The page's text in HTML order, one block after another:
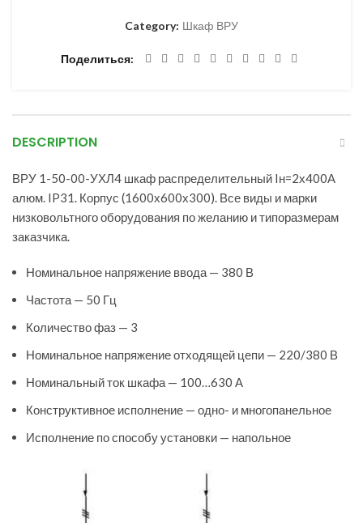
Category: Шкаф ВРУ
Поделиться
DESCRIPTION
ВРУ 1-50-00-УХЛ4 шкаф распределительный Iн=2х400А
алюм. IP31. Корпус (1600х600х300). Все виды и марки
низковольтного оборудования по желанию и типоразмерам
заказчика.
Номинальное напряжение ввода — 380 В
Частота — 50 Гц
Количество фаз — 3
Номинальное напряжение отходящей цепи — 220/380 В
Номинальный ток шкафа — 100…630 А
Конструктивное исполнение — одно- и многопанельное
Исполнение по способу установки — напольное